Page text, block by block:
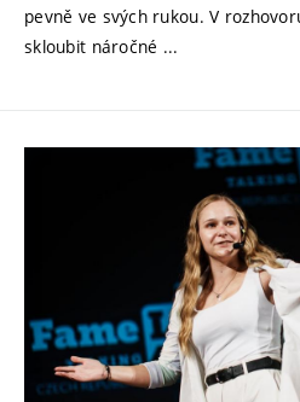
pevně ve svých rukou. V
skloubit náročné ...